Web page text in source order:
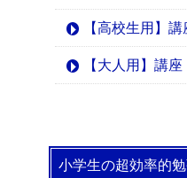
【高校生用】
【大人用】講
小学生の超効率的